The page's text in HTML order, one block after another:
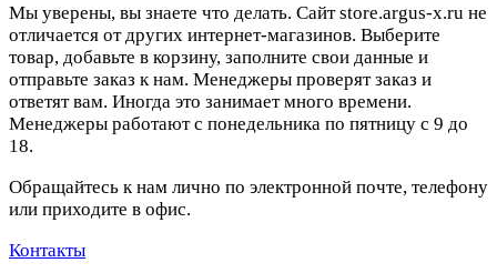
Мы уверены, вы знаете что делать. Сайт store.argus-x.ru не
отличается от других интернет-магазинов. Выберите
товар, добавьте в корзину, заполните свои данные и
отправьте заказ к нам. Менеджеры проверят заказ и
ответят вам. Иногда это занимает много времени.
Менеджеры работают с понедельника по пятницу с 9 до
18.
Обращайтесь к нам лично по электронной почте, телефону
или приходите в офис.
Контакты